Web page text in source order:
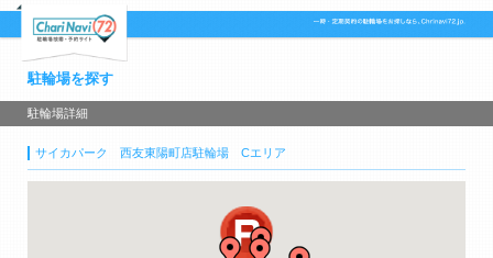
駐輪場を探す
駐輪場詳細
サイカパーク 西友東陽町店駐輪場 Cエリア